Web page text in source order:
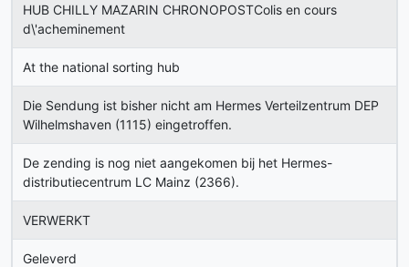
HUB CHILLY MAZARIN CHRONOPOSTColis en cours
d\'acheminement
At the national sorting hub
Die Sendung ist bisher nicht am Hermes Verteilzentrum DEP
Wilhelmshaven (1115) eingetroffen.
De zending is nog niet aangekomen bij het Hermes-
distributiecentrum LC Mainz (2366).
VERWERKT
Geleverd